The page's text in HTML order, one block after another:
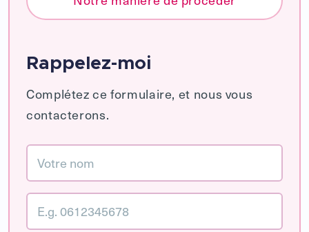
Rappelez-moi
Complétez ce formulaire, et nous vous
contacterons.